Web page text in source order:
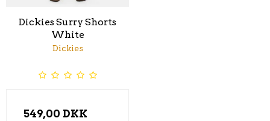
Dickies Surry Shorts
White
Dickies
549,00 DKK